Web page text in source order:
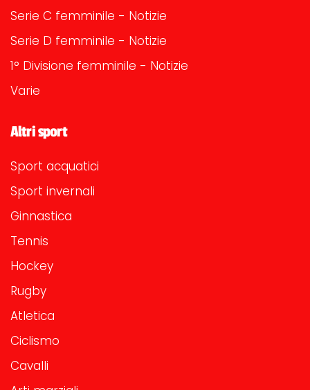
Serie C femminile - Notizie
Serie D femminile - Notizie
1° Divisione femminile - Notizie
Varie
Altri sport
Sport acquatici
Sport invernali
Ginnastica
Tennis
Hockey
Rugby
Atletica
Ciclismo
Cavalli